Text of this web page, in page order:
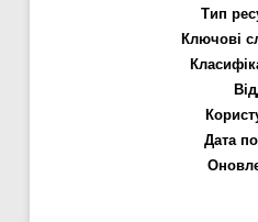
Тип
Ключові
Дата